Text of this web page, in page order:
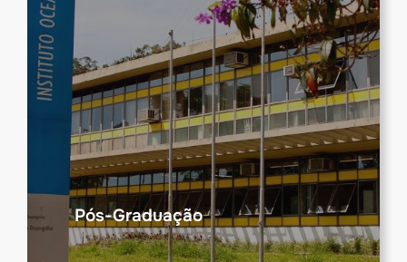
Pós-Graduação